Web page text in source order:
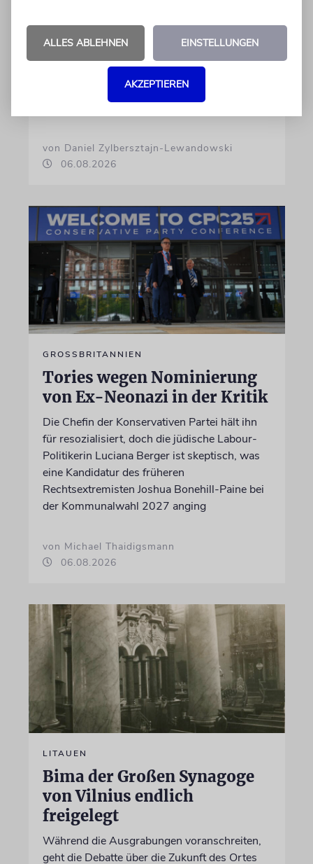
Seitenwechsel
In Stanford hetzte Taryn Thomas auf
Studentenprotesten gegen Israel. Dann sah sie
die Nova-Ausstellung – und wurde zur
von Daniel Zylbersztajn-Lewandowski
06.08.2026
GROSSBRITANNIEN
Tories wegen Nominierung
von Ex-Neonazi in der Kritik
Die Chefin der Konservativen Partei hält ihn
für resozialisiert, doch die jüdische Labour-
Politikerin Luciana Berger ist skeptisch, was
eine Kandidatur des früheren
Rechtsextremisten Joshua Bonehill-Paine bei
der Kommunalwahl 2027 anging
von Michael Thaidigsmann
06.08.2026
LITAUEN
Bima der Großen Synagoge
von Vilnius endlich
freigelegt
Während die Ausgrabungen voranschreiten,
geht die Debatte über die Zukunft des Ortes
ALLES ABLEHNEN EINSTELLUNGEN
AKZEPTIEREN